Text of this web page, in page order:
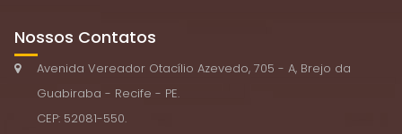
Nossos Contatos
Avenida Vereador Otacílio Azevedo, 705 - A, Brejo da
Guabiraba - Recife - PE.
CEP: 52081-550.